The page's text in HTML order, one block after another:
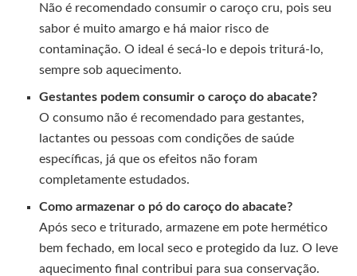
Não é recomendado consumir o caroço cru, pois seu
sabor é muito amargo e há maior risco de
contaminação. O ideal é secá-lo e depois triturá-lo,
sempre sob aquecimento.
Gestantes podem consumir o caroço do abacate?
O consumo não é recomendado para gestantes,
lactantes ou pessoas com condições de saúde
específicas, já que os efeitos não foram
completamente estudados.
Como armazenar o pó do caroço do abacate?
Após seco e triturado, armazene em pote hermético
bem fechado, em local seco e protegido da luz. O leve
aquecimento final contribui para sua conservação.